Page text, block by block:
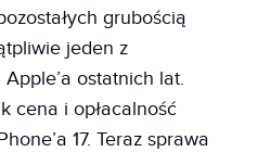
grubością
jeden z
ostatnich lat.
cena i opłacalność
17. Teraz sprawa